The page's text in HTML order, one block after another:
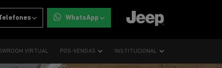
WhatsApp
VIRTUAL PÓS-VENDAS INSTITUCIONAL